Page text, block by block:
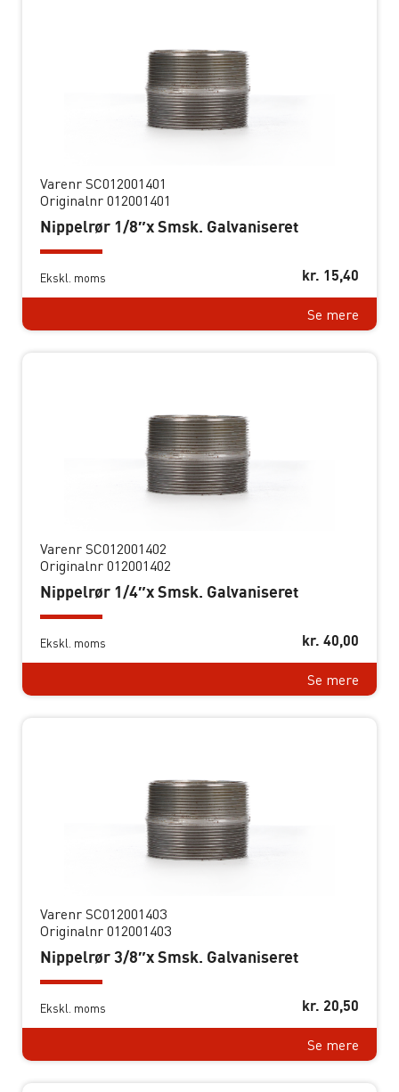
Varenr SC012001401
Originalnr 012001401
Nippelrør 1/8″x Smsk. Galvaniseret
Ekskl. moms kr. 15,40
Se mere
Varenr SC012001402
Originalnr 012001402
Nippelrør 1/4″x Smsk. Galvaniseret
Ekskl. moms kr. 40,00
Se mere
Varenr SC012001403
Originalnr 012001403
Nippelrør 3/8″x Smsk. Galvaniseret
Ekskl. moms kr. 20,50
Se mere